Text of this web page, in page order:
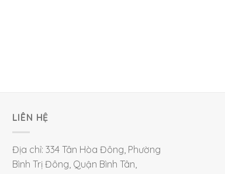
LIÊN HỆ
Địa chỉ: 334 Tân Hòa Đông, Phường
Bình Trị Đông, Quận Bình Tân,